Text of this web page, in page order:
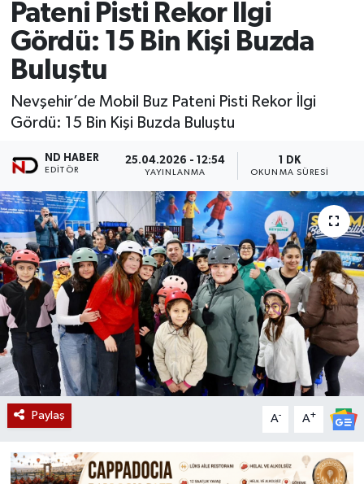
Pateni Pisti Rekor İlgi
Gördü: 15 Bin Kişi Buzda
Buluştu
Nevşehir’de Mobil Buz Pateni Pisti Rekor İlgi
Gördü: 15 Bin Kişi Buzda Buluştu
ND HABER
EDITÖR
25.04.2026 - 12:54
YAYINLANMA
1 DK
OKUNMA SÜRESI
Paylaş A- A+